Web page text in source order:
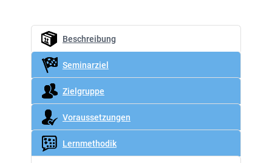
Beschreibung
Seminarziel
Zielgruppe
Voraussetzungen
Lernmethodik